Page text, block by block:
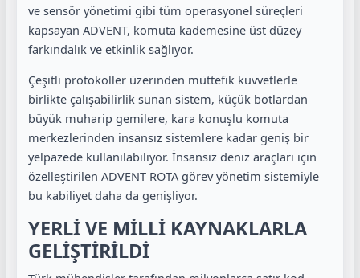
ve sensör yönetimi gibi tüm operasyonel süreçleri
kapsayan ADVENT, komuta kademesine üst düzey
farkındalık ve etkinlik sağlıyor.
Çeşitli protokoller üzerinden müttefik kuvvetlerle
birlikte çalışabilirlik sunan sistem, küçük botlardan
büyük muharip gemilere, kara konuşlu komuta
merkezlerinden insansız sistemlere kadar geniş bir
yelpazede kullanılabiliyor. İnsansız deniz araçları için
özelleştirilen ADVENT ROTA görev yönetim sistemiyle
bu kabiliyet daha da genişliyor.
YERLİ VE MİLLİ KAYNAKLARLA
GELİŞTİRİLDİ